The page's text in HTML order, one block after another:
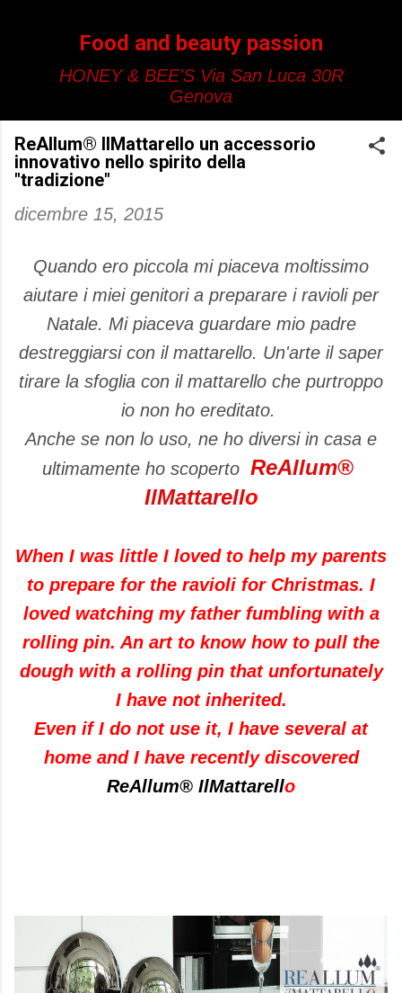
Food and beauty passion
HONEY & BEE'S Via San Luca 30R
Genova
ReAllum® IlMattarello un accessorio
innovativo nello spirito della
"tradizione"
dicembre 15, 2015
Quando ero piccola mi piaceva moltissimo
aiutare i miei genitori a preparare i ravioli per
Natale. Mi piaceva guardare mio padre
destreggiarsi con il mattarello. Un'arte il saper
tirare la sfoglia con il mattarello che purtroppo
io non ho ereditato.
Anche se non lo uso, ne ho diversi in casa e
ultimamente ho scoperto ReAllum®
IlMattarello
When I was little I loved to help my parents
to prepare for the ravioli for Christmas. I
loved watching my father fumbling with a
rolling pin. An art to know how to pull the
dough with a rolling pin that unfortunately
I have not inherited.
Even if I do not use it, I have several at
home and I have recently discovered
ReAllum® IlMattarello